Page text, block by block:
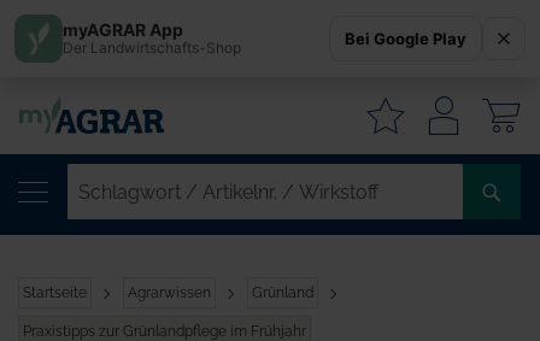
Startseite Agrarwissen Grünland
Praxistipps zur Grünlandpflege im Frühjahr
myAGRAR App
Der Landwirtschafts-Shop Bei Google Play